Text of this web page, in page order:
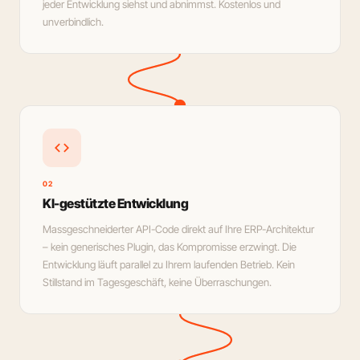
jeder Entwicklung siehst und abnimmst. Kostenlos und
unverbindlich.
code
02
KI-gestützte Entwicklung
Massgeschneiderter API-Code direkt auf Ihre ERP-Architektur
– kein generisches Plugin, das Kompromisse erzwingt. Die
Entwicklung läuft parallel zu Ihrem laufenden Betrieb. Kein
Stillstand im Tagesgeschäft, keine Überraschungen.